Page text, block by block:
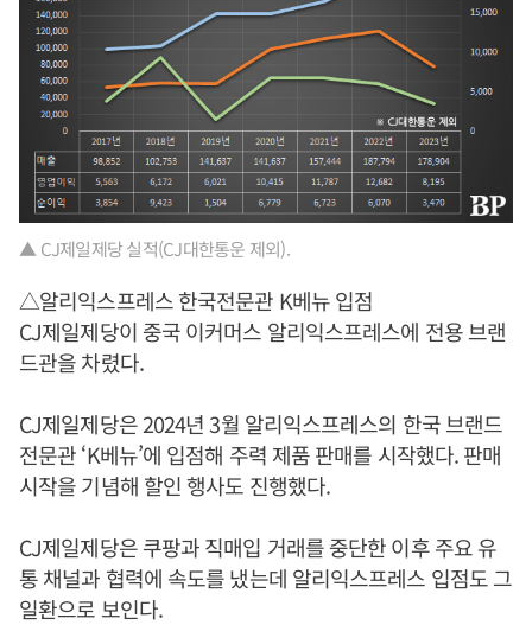
▲ CJ제일제당 실적(CJ대한통운 제외).
△알리익스프레스 한국전문관 K베뉴 입점
CJ제일제당이 중국 이커머스 알리익스프레스에 전용 브랜
드관을 차렸다.
CJ제일제당은 2024년 3월 알리익스프레스의 한국 브랜드
전문관 ‘K베뉴’에 입점해 주력 제품 판매를 시작했다. 판매
시작을 기념해 할인 행사도 진행했다.
CJ제일제당은 쿠팡과 직매입 거래를 중단한 이후 주요 유
통 채널과 협력에 속도를 냈는데 알리익스프레스 입점도 그
일환으로 보인다.